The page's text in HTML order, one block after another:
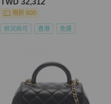
TWD 32,312
現折 800
狀況尚可 香港 免運